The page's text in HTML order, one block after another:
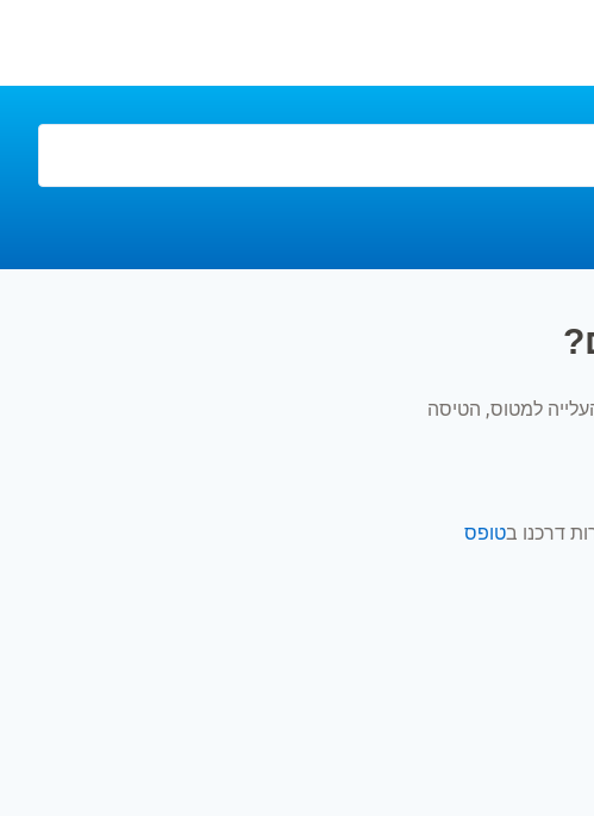
למטוס, הטיסה
דרכנו בטופס